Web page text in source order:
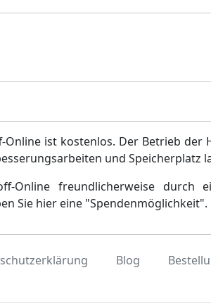
Online ist kostenlos. Der Betrieb der
und Speicherplatz
Online freundlicherweise durch
Sie hier eine "Spendenmöglichkeit".
Blog